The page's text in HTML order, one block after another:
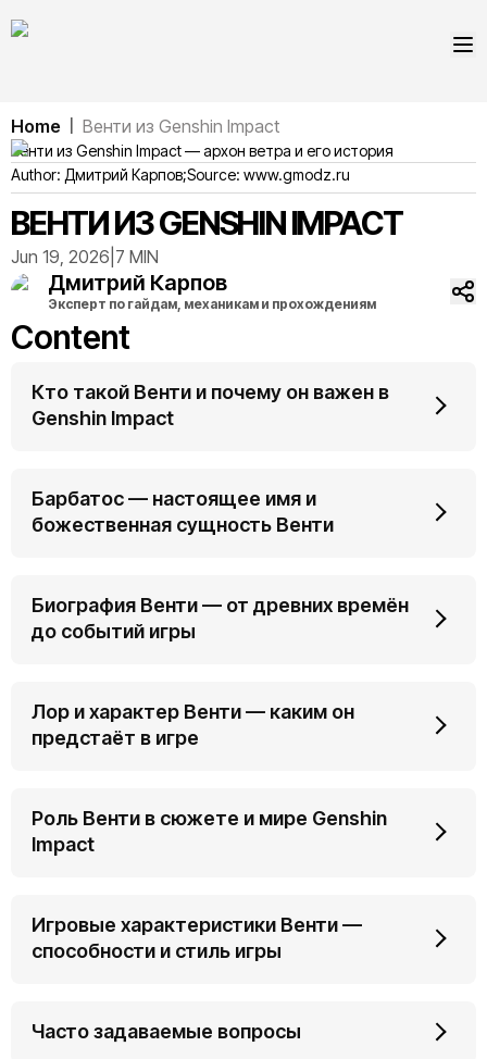
Home Венти из Genshin Impact
Венти из Genshin Impact — архон ветра и его история
Author: Дмитрий Карпов;Source: www.gmodz.ru
ВЕНТИ ИЗ GENSHIN IMPACT
Jun 19, 2026 7 MIN
Дмитрий Карпов
Эксперт по гайдам, механикам и прохождениям
Content
Кто такой Венти и почему он важен в
Genshin Impact
Барбатос — настоящее имя и
божественная сущность Венти
Биография Венти — от древних времён
до событий игры
Лор и характер Венти — каким он
предстаёт в игре
Роль Венти в сюжете и мире Genshin
Impact
Игровые характеристики Венти —
способности и стиль игры
Часто задаваемые вопросы